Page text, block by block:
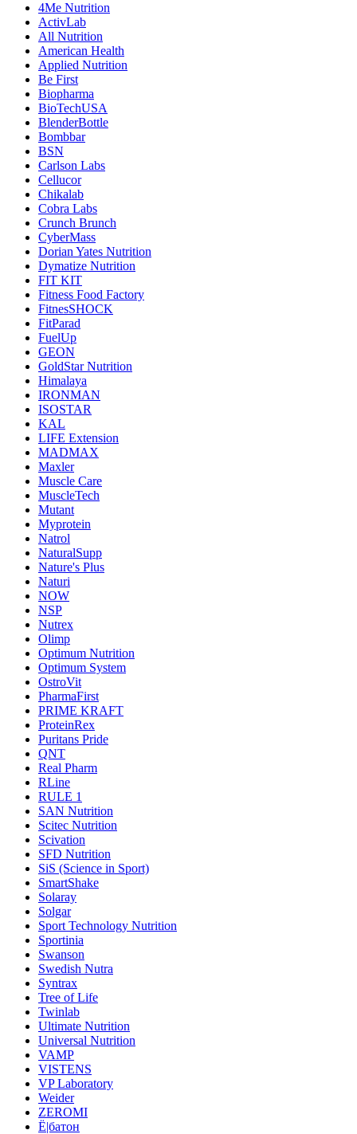
4Me Nutrition
ActivLab
All Nutrition
American Health
Applied Nutrition
Be First
Biopharma
BioTechUSA
BlenderBottle
Bombbar
BSN
Carlson Labs
Cellucor
Chikalab
Cobra Labs
Crunch Brunch
CyberMass
Dorian Yates Nutrition
Dymatize Nutrition
FIT KIT
Fitness Food Factory
FitnesSHOCK
FitParad
FuelUp
GEON
GoldStar Nutrition
Himalaya
IRONMAN
ISOSTAR
KAL
LIFE Extension
MADMAX
Maxler
Muscle Care
MuscleTech
Mutant
Myprotein
Natrol
NaturalSupp
Nature's Plus
Naturi
NOW
NSP
Nutrex
Olimp
Optimum Nutrition
Optimum System
OstroVit
PharmaFirst
PRIME KRAFT
ProteinRex
Puritans Pride
QNT
Real Pharm
RLine
RULE 1
SAN Nutrition
Scitec Nutrition
Scivation
SFD Nutrition
SiS (Science in Sport)
SmartShake
Solaray
Solgar
Sport Technology Nutrition
Sportinia
Swanson
Swedish Nutra
Syntrax
Tree of Life
Twinlab
Ultimate Nutrition
Universal Nutrition
VAMP
VISTENS
VP Laboratory
Weider
ZEROMI
Ё|батон